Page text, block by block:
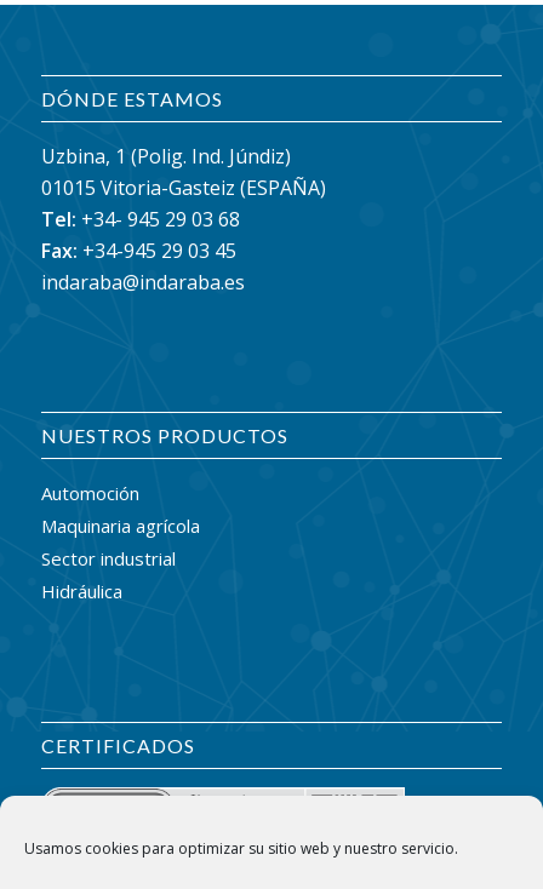
Usamos cookies para optimizar su sitio web y nuestro servicio.
DÓNDE ESTAMOS
Uzbina, 1 (Polig. Ind. Júndiz)
01015 Vitoria-Gasteiz (ESPAÑA)
Tel: +34- 945 29 03 68
Fax: +34-945 29 03 45
indaraba@indaraba.es
NUESTROS PRODUCTOS
Automoción
Maquinaria agrícola
Sector industrial
Hidráulica
CERTIFICADOS